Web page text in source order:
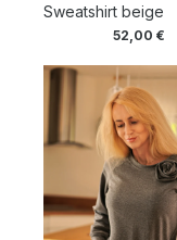
Sweatshirt beige
52,00 €